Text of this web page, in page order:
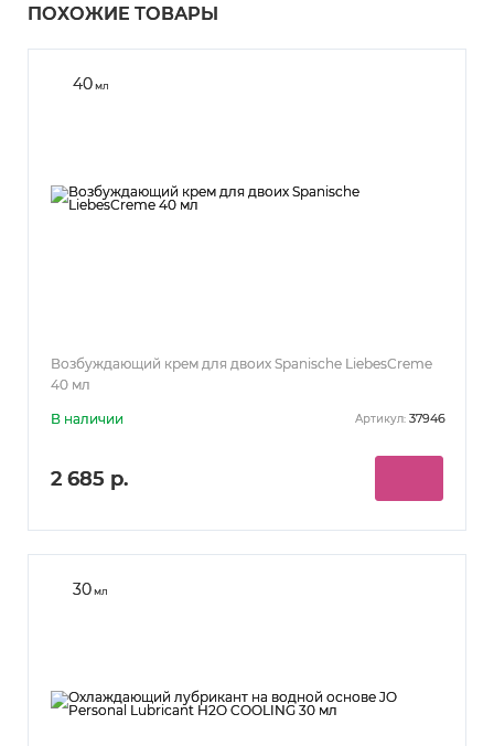
ПОХОЖИЕ ТОВАРЫ
40мл
Возбуждающий крем для двоих Spanische LiebesСreme
40 мл
В наличии Артикул: 37946
2 685 р.
30мл